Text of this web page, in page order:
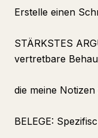
Erstelle einen
STÄRKSTES
vertretbare
die meine
BELEGE: